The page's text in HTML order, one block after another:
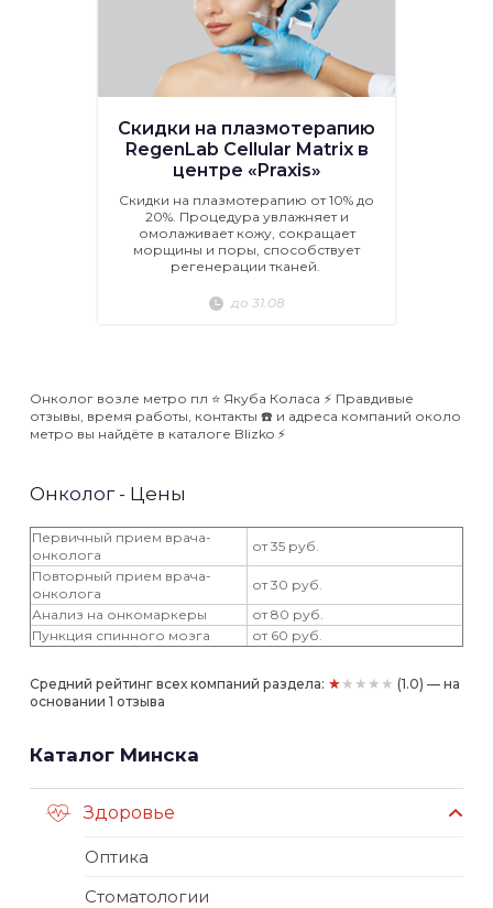
Скидки на плазмотерапию
RegenLab Cellular Matrix в
центре «Praxis»
Скидки на плазмотерапию от 10% до
20%. Процедура увлажняет и
омолаживает кожу, сокращает
морщины и поры, способствует
регенерации тканей.
до 31.08
Онколог возле метро пл ⭐️ Якуба Коласа ⚡️ Правдивые
отзывы, время работы, контакты ☎️ и адреса компаний около
метро вы найдёте в каталоге Blizko ⚡️
Онколог - Цены
Первичный прием врача-
онколога
от 35 руб.
Повторный прием врача-
онколога
от 30 руб.
Анализ на онкомаркеры
от 80 руб.
Пункция спинного мозга
от 60 руб.
Средний рейтинг всех компаний раздела: ★★★★★ (1.0) — на
основании 1 отзыва
Каталог Минска
Здоровье
Оптика
Стоматологии